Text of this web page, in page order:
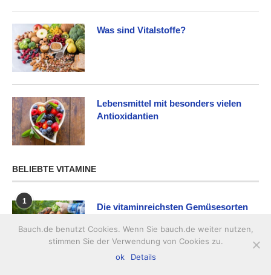
Was sind Vitalstoffe?
Lebensmittel mit besonders vielen
Antioxidantien
BELIEBTE VITAMINE
1
Die vitaminreichsten Gemüsesorten
Bauch.de benutzt Cookies. Wenn Sie bauch.de weiter nutzen,
stimmen Sie der Verwendung von Cookies zu.
ok
Details